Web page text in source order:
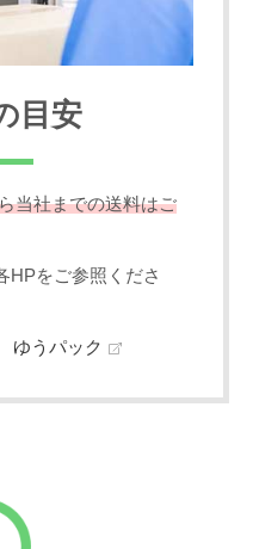
目安
当社までの送料はご
HPをご参照くださ
ゆうパック